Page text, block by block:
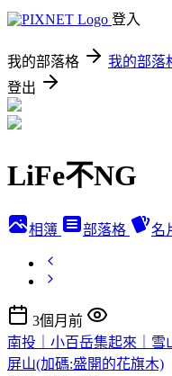
登入
我的部落格 我的部落
登出
LiFe不NG
相簿 部落格 名
3個月前
南投｜小百岳集起來｜
屏山(加碼:盛開的花旗木)